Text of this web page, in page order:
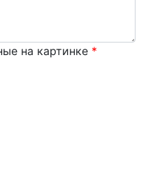
на картинке *